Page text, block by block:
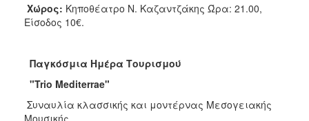
Χώρος: Κηποθέατρο Ν. Καζαντζάκης Ώρα: 21.00,
Είσοδος 10€.
Παγκόσμια Ημέρα Τουρισμού
"Trio Mediterrae"
Συναυλία κλασσικής και μοντέρνας Μεσογειακής
Μουσικής